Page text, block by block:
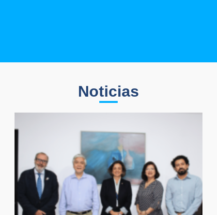
Noticias